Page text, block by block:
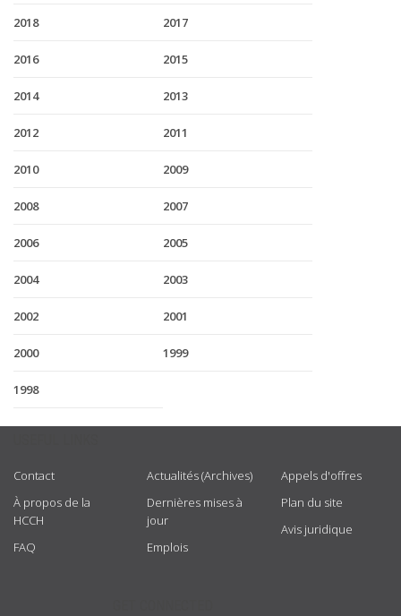
2018 2017
2016 2015
2014 2013
2012 2011
2010 2009
2008 2007
2006 2005
2004 2003
2002 2001
2000 1999
1998
Contact
À propos de la
HCCH
FAQ
Actualités (Archives)
Dernières mises à
jour
Emplois
Appels d'offres
Plan du site
Avis juridique